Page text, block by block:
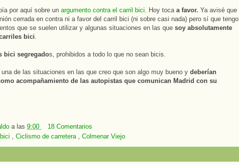
por aquí sobre un argumento contra el carril bici. Hoy tocaa favor. Ya avisé que
cerrada en contra ni a favor del carril bici (ni sobre casi nada) pero sí que tengo
que se suelen utilizar y algunas situaciones en las que soy absolutamente
bici.
bici segregados, prohibidos a todo lo que no sean bicis.
de las situaciones en las que creo que son algo muy bueno y deberían
acompañamiento de las autopistas que comunican Madrid con su
a las 9:00
18 Comentarios
Ciclismo de carretera Colmenar Viejo